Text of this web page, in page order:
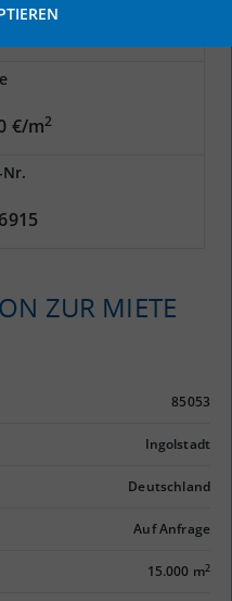
€/m2
ZUR MIETE
85053
Ingolstadt
Deutschland
Auf Anfrage
15.000 m2